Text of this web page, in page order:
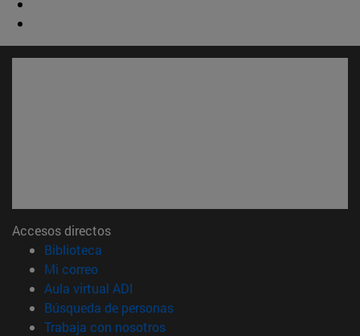
Accesos directos
Biblioteca
Mi correo(abre en nueva ventana)
Aula virtual ADI
Búsqueda de personas(abre en nueva ventana)
Trabaja con nosotros(abre en nueva ventana)